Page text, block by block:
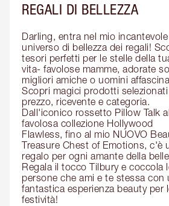
REGALI DI BELLEZZA
Darling, entra nel mio incantevole
universo di bellezza dei regali!
tesori perfetti per le stelle della
vita- favolose mamme, adorate
migliori amiche o uomini
Scopri magici prodotti
prezzo, ricevente e categoria.
Dall'iconico rossetto Pillow Talk
favolosa collezione Hollywood
Flawless, fino al mio NUOVO
Treasure Chest of Emotions, c'è
regalo per ogni amante della
Regala il tocco Tilbury e coccola
persone che ami e te stessa con
fantastica esperienza beauty per
festività!